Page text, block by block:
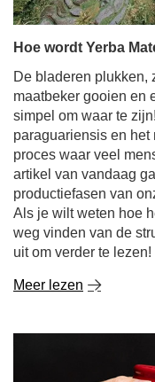
Hoe wordt Yerba
De bladeren plukken,
maatbeker gooien en
simpel om waar te
paraguariensis en het
proces waar veel
artikel van vandaag
productiefasen van
Als je wilt weten hoe
weg vinden van de
uit om verder te lezen!
Meer lezen